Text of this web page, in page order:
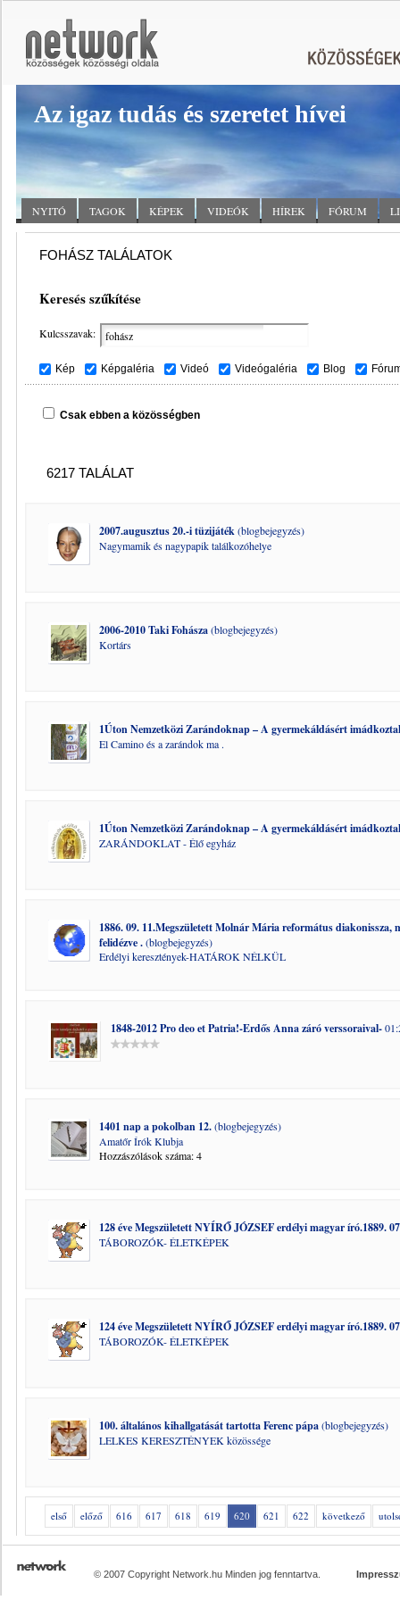
Az igaz tudás és szeretet hívei
NYITÓ TAGOK KÉPEK VIDEÓK HÍREK FÓRUM
FOHÁSZ TALÁLATOK
Keresés szűkítése
Kulcsszavak:
Kép Képgaléria Videó Videógaléria Blog
Csak ebben a közösségben
6217 TALÁLAT
2007.augusztus 20.-i tüzijáték(blogbejegyzés)
Nagymamik és nagypapik találkozóhelye
2006-2010 Taki Fohásza(blogbejegyzés)
Kortárs
1Úton Nemzetközi Zarándoknap – A gyermekáldásért
El Camino és a zarándok ma .
1Úton Nemzetközi Zarándoknap – A gyermekáldásért
ZARÁNDOKLAT - Élő egyház
1886. 09. 11.Megszületett Molnár Mária református diakonissza,
felidézve .(blogbejegyzés)
Erdélyi keresztények-HATÁROK NÉLKÜL
1848-2012 Pro deo et Patria!-Erdős Anna záró verssoraival-
1401 nap a pokolban 12.(blogbejegyzés)
Amatőr Írók Klubja
Hozzászólások száma: 4
128 éve Megszületett NYÍRŐ JÓZSEF erdélyi magyar író.1889.
TÁBOROZÓK- ÉLETKÉPEK
124 éve Megszületett NYÍRŐ JÓZSEF erdélyi magyar író.1889.
TÁBOROZÓK- ÉLETKÉPEK
100. általános kihallgatását tartotta Ferenc pápa(blogbejegyzés)
LELKES KERESZTÉNYEK közössége
első előző 616 617 618 619 620 621 622 következő
© 2007 Copyright Network.hu Minden jog fenntartva.